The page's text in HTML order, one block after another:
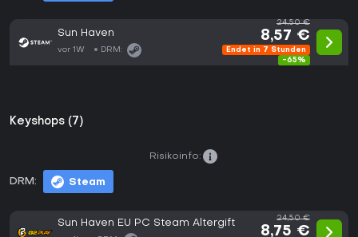
Sun Haven
vor 1W DRM:
24,50 €
8,57 €
Endet in 7 Stunden
-65%
Keyshops (7)
DRM: Steam
Risikoinfo:
Sun Haven EU PC Steam Altergift 24,50 €
8,75 €